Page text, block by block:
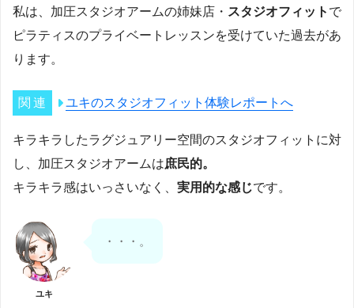
私は、加圧スタジオアームの姉妹店・ スタジオフィット で
ピラティスのプライベートレッスンを受けていた過去があ
ります。
ユキのスタジオフィット体験レポートへ
キラキラしたラグジュアリー空間のスタジオフィットに対
し、加圧スタジオアームは庶民的。
キラキラ感はいっさいなく、 実用的な感じです。
ユキ
・・・。